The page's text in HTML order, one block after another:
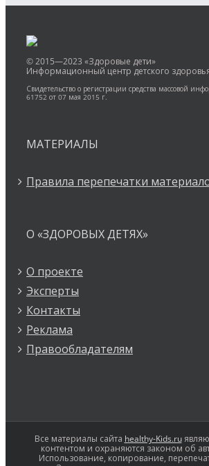
© 2015—2023 «Здоровые дети»
Информационный центр детского
Свидетельство о регистрации средства массовой
61752 от 07 мая 2015 г.
МАТЕРИАЛЫ
Правила перепечатки
О «ЗДОРОВЫХ ДЕТЯХ»
О проекте
Эксперты
Контакты
Реклама
Правообладателям
Все материалы сайта healthy-Kids.ru
контентом и охраняются законом об
Использование, копирование,